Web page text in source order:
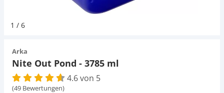
1 / 6
Arka
Nite Out Pond - 3785 ml
4.6 von 5
(49 Bewertungen)
Strömungspumpe
Thermometer
Zubehör